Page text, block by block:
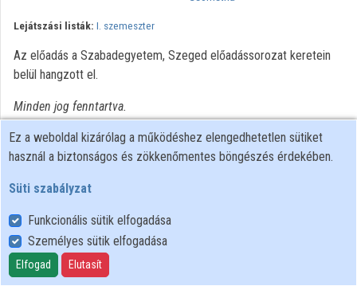
Lejátszási listák: I. szemeszter
Az előadás a Szabadegyetem, Szeged előadássorozat keretein
belül hangzott el.
Minden jog fenntartva.
Felhasználói szabályzat
Adatkezelési tájékoztató
Süti szabályzat
Ez a weboldal kizárólag a működéshez elengedhetetlen sütiket
használ a biztonságos és zökkenőmentes böngészés érdekében.
Süti szabályzat
Funkcionális sütik elfogadása
Személyes sütik elfogadása
Elfogad Elutasít